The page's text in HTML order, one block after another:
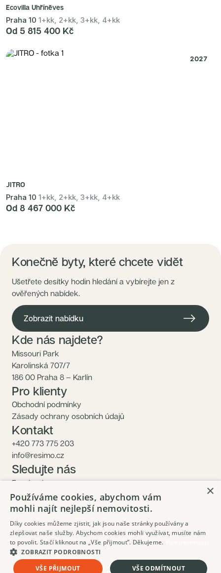
Ecovilla Uhříněves
Praha 10 1+kk, 2+kk, 3+kk, 4+kk
Od 5 815 400 Kč
2027
JITRO
Praha 10 1+kk, 2+kk, 3+kk, 4+kk
Od 8 467 000 Kč
9 020 480 Kč Mám zájem
Konečně byty, které chcete vidět
Ušetřete desítky hodin hledání a vybírejte jen z
ověřených nabídek.
Zobrazit nabídku
Kde nás najdete?
Missouri Park
Karolinská 707/7
186 00 Praha 8 – Karlín
Pro klienty
Obchodní podmínky
Zásady ochrany osobních údajů
Kontakt
+420 773 775 203
info@resimo.cz
Sledujte nás
Facebook
Instagram
×
Používáme cookies, abychom vám
mohli najít nejlepší nemovitosti.
Díky cookies můžeme zjistit, jak jsou naše stránky používány a
zlepšovat naše služby. Abychom cookies mohli využívat, musíte nám
to povolit. Stačí kliknout na „Vše přijmout”. Děkujeme.
ZOBRAZIT PODROBNOSTI
VŠE PŘIJMOUT
VŠE ODMÍTNOUT